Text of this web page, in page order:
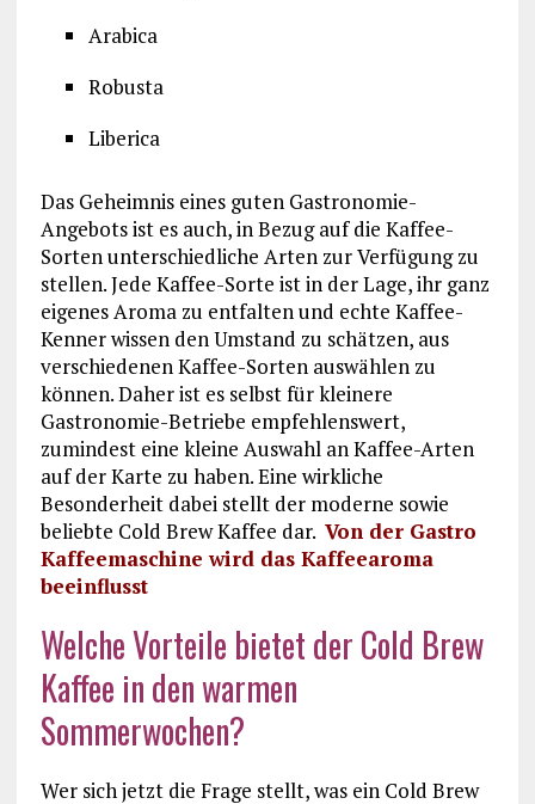
Arabica
Robusta
Liberica
Das Geheimnis eines guten Gastronomie-
Angebots ist es auch, in Bezug auf die Kaffee-
Sorten unterschiedliche Arten zur Verfügung zu
stellen. Jede Kaffee-Sorte ist in der Lage, ihr ganz
eigenes Aroma zu entfalten und echte Kaffee-
Kenner wissen den Umstand zu schätzen, aus
verschiedenen Kaffee-Sorten auswählen zu
können. Daher ist es selbst für kleinere
Gastronomie-Betriebe empfehlenswert,
zumindest eine kleine Auswahl an Kaffee-Arten
auf der Karte zu haben. Eine wirkliche
Besonderheit dabei stellt der moderne sowie
beliebte Cold Brew Kaffee dar. Von der Gastro
Kaffeemaschine wird das Kaffeearoma
beeinflusst
Welche Vorteile bietet der Cold Brew
Kaffee in den warmen
Sommerwochen?
Wer sich jetzt die Frage stellt, was ein Cold Brew